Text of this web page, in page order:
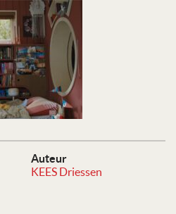
Auteur
KEES Driessen